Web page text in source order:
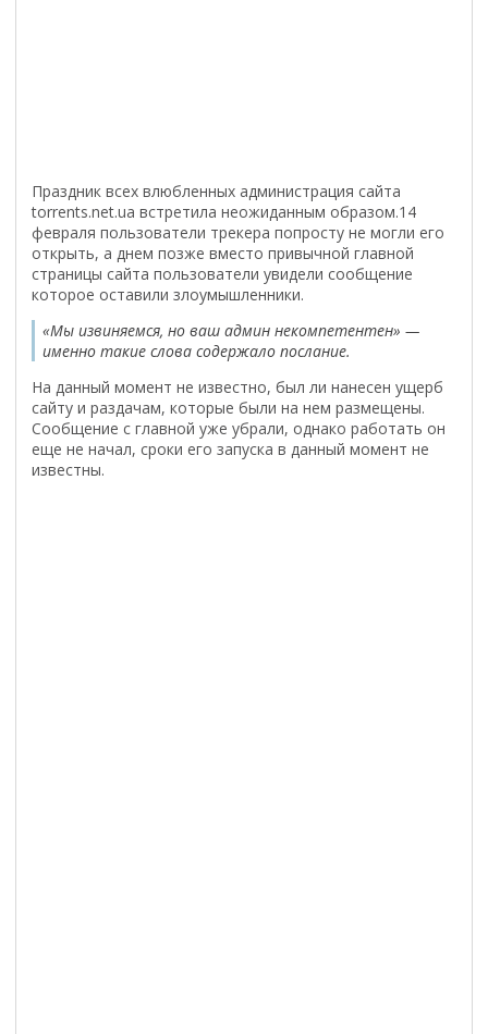
Праздник всех влюбленных администрация сайта
torrents.net.ua встретила неожиданным образом.14
февраля пользователи трекера попросту не могли его
открыть, а днем позже вместо привычной главной
страницы сайта пользователи увидели сообщение
которое оставили злоумышленники.
«Мы извиняемся, но ваш админ некомпетентен» —
именно такие слова содержало послание.
На данный момент не известно, был ли нанесен ущерб
сайту и раздачам, которые были на нем размещены.
Сообщение с главной уже убрали, однако работать он
еще не начал, сроки его запуска в данный момент не
известны.